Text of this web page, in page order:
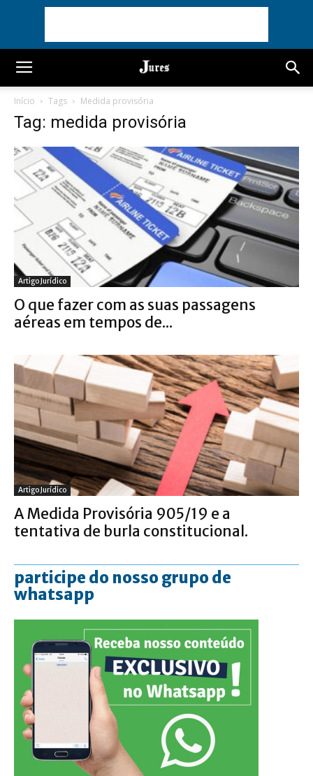
Início Tags Medida provisória
Tag: medida provisória
Artigo Jurídico
O que fazer com as suas passagens
aéreas em tempos de...
Artigo Jurídico
A Medida Provisória 905/19 e a
tentativa de burla constitucional.
participe do nosso grupo de
whatsapp